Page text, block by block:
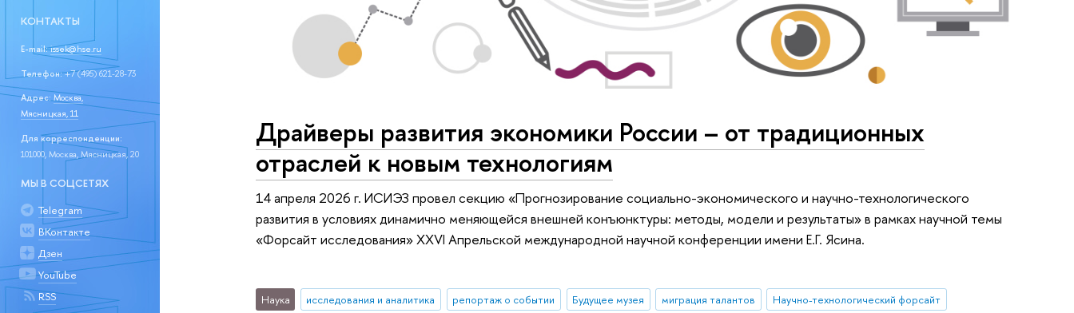
КОНТАКТЫ
E-mail:issek@hse.ru
Телефон:+7 (495) 621-28-73
Адрес: Москва,
Мясницкая, 11
Для корреспонденции:
101000, Москва, Мясницкая, 20
МЫ В СОЦСЕТЯХ
Telegram
ВКонтакте
Дзен
YouTube
RSS
Драйверы развития экономики России – от традиционных
отраслей к новым технологиям
14 апреля 2026 г. ИСИЭЗ провел секцию «Прогнозирование социально-экономического и научно-технологического
развития в условиях динамично меняющейся внешней конъюнктуры: методы, модели и результаты» в рамках научной темы
«Форсайт исследования» XXVI Апрельской международной научной конференции имени Е.Г. Ясина.
Наука исследования и аналитика репортаж о событии Будущее музея миграция талантов
Научно-технологический форсайт